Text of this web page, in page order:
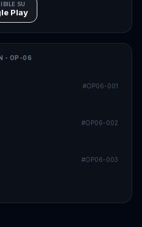
SU
Play
- OP-06
#OP06-001
#OP06-002
#OP06-003